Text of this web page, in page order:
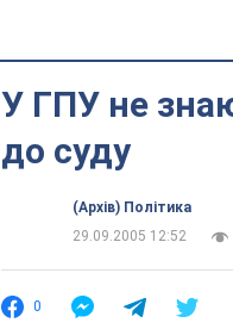
У ГПУ не
до суду
(Архів) Політика
29.09.2005 12:52
0